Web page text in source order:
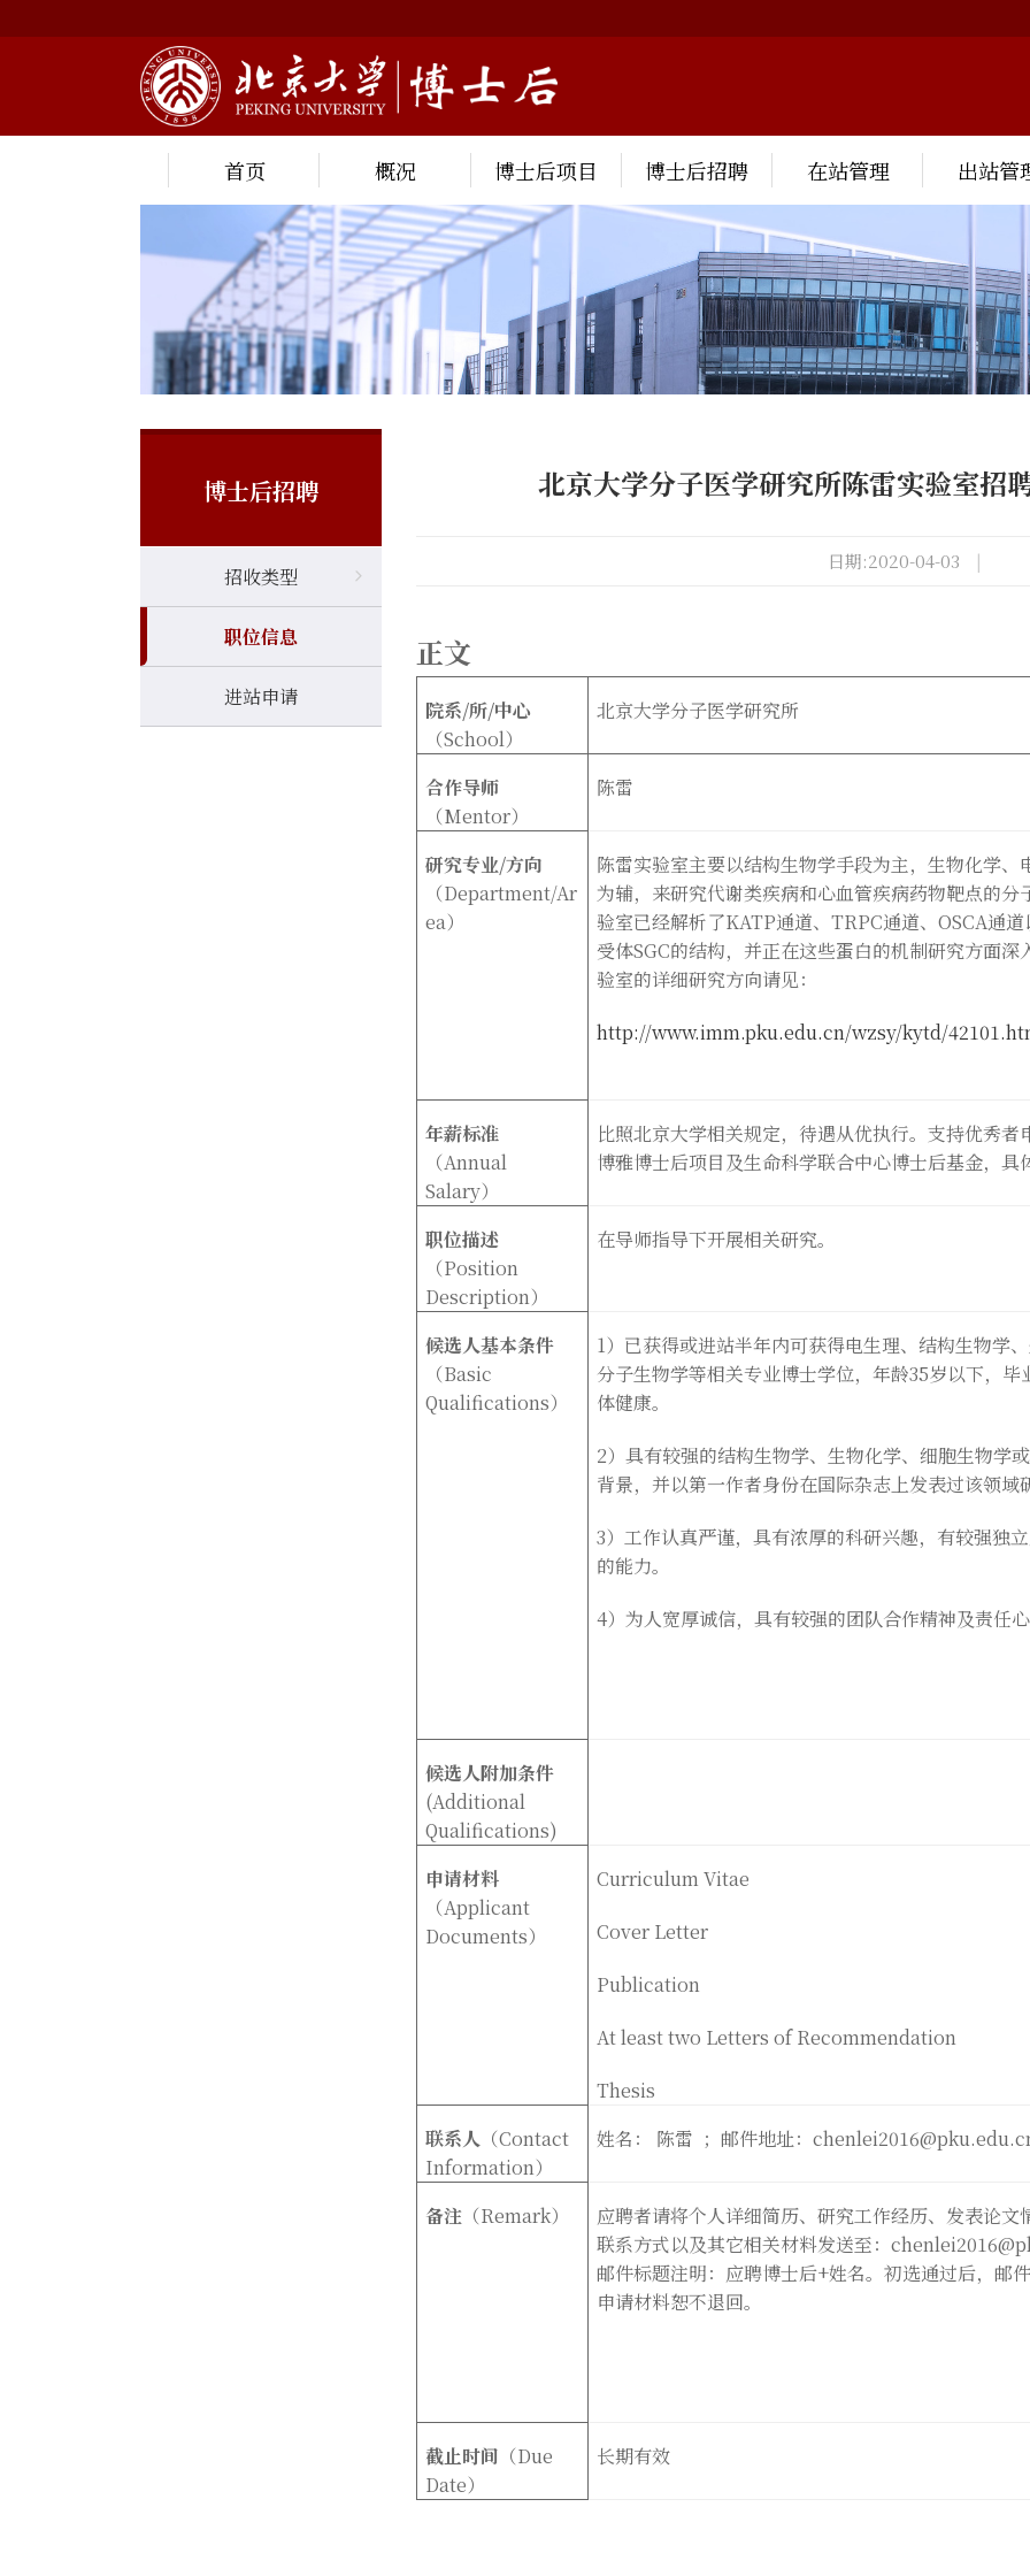
首页 概况 博士后项目 博士后招聘 在站管理 出站管
博士后招聘
招收类型
职位信息
进站申请
北京大学分子医学研究所陈雷实验室招
日期:2020-04-03 |
正文
院系/所/中心
（School）
北京大学分子医学研究所
合作导师
（Mentor）
陈雷
研究专业/方向
（Department/Ar
ea）
陈雷实验室主要以结构生物学手段为主，生物化学、
为辅，来研究代谢类疾病和心血管疾病药物靶点的分
验室已经解析了KATP通道、TRPC通道、OSCA通道
受体SGC的结构，并正在这些蛋白的机制研究方面深
验室的详细研究方向请见：
http://www.imm.pku.edu.cn/wzsy/kytd/
年薪标准
（Annual
Salary）
比照北京大学相关规定，待遇从优执行。支持优秀者
博雅博士后项目及生命科学联合中心博士后基金，具
职位描述
（Position
Description）
在导师指导下开展相关研究。
候选人基本条件
（Basic
Qualifications）
1）已获得或进站半年内可获得电生理、结构生物学
分子生物学等相关专业博士学位，年龄35岁以下，毕
体健康。
2）具有较强的结构生物学、生物化学、细胞生物学
背景，并以第一作者身份在国际杂志上发表过该领域
3）工作认真严谨，具有浓厚的科研兴趣，有较强独
的能力。
4）为人宽厚诚信，具有较强的团队合作精神及责任
候选人附加条件
(Additional
Qualifications)
申请材料
（Applicant
Documents）
Curriculum Vitae
Cover Letter
Publication
At least two Letters of Recommendation
Thesis
联系人 （Contact
Information）
姓名： 陈雷 ；邮件地址：
备注 （Remark）
应聘者请将个人详细简历、研究工作经历、发表论文
联系方式以及其它相关材料发送至：
邮件标题注明：应聘博士后+姓名。初选通过后，邮
申请材料恕不退回。
截止时间 （Due
Date）
长期有效